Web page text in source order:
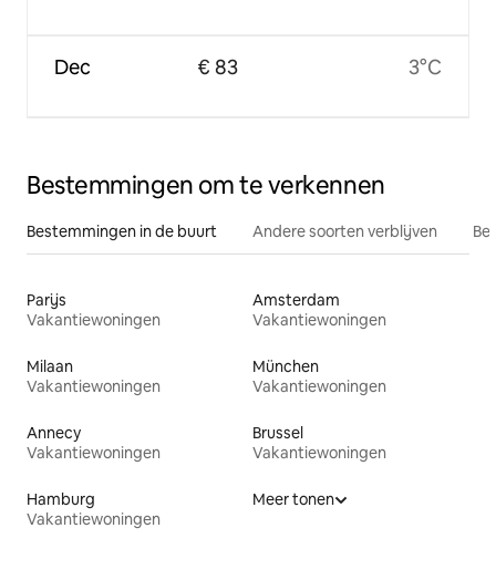
Dec € 83 3°C
Bestemmingen om te verkennen
Bestemmingen in de buurt Andere soorten verblijven
Parijs
Vakantiewoningen
Amsterdam
Vakantiewoningen
Milaan
Vakantiewoningen
München
Vakantiewoningen
Annecy
Vakantiewoningen
Brussel
Vakantiewoningen
Hamburg
Vakantiewoningen
Meer tonen